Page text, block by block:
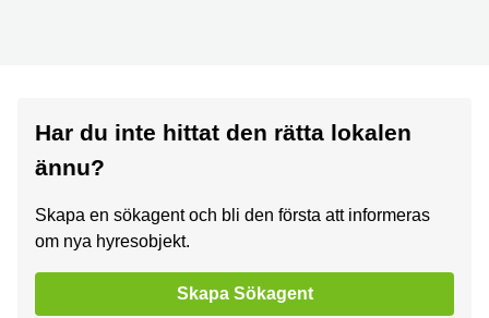
Har du inte hittat den rätta lokalen
ännu?
Skapa en sökagent och bli den första att informeras
om nya hyresobjekt.
Skapa Sökagent